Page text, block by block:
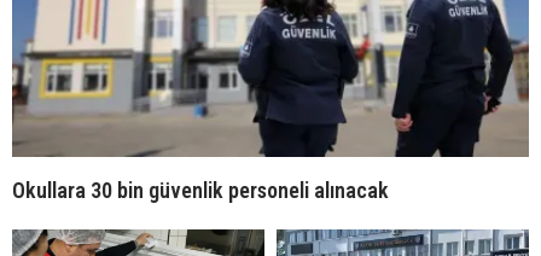
Okullara 30 bin güvenlik personeli alınacak